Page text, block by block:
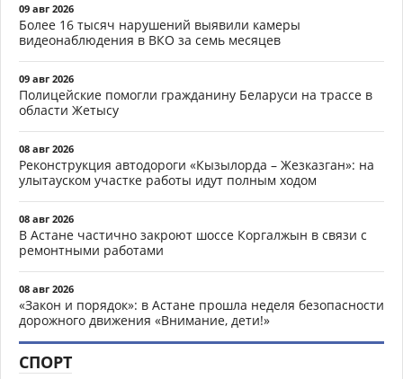
09 авг 2026
Более 16 тысяч нарушений выявили камеры
видеонаблюдения в ВКО за семь месяцев
09 авг 2026
Полицейские помогли гражданину Беларуси на трассе в
области Жетысу
08 авг 2026
Реконструкция автодороги «Кызылорда – Жезказган»: на
улытауском участке работы идут полным ходом
08 авг 2026
В Астане частично закроют шоссе Коргалжын в связи с
ремонтными работами
08 авг 2026
«Закон и порядок»: в Астане прошла неделя безопасности
дорожного движения «Внимание, дети!»
СПОРТ